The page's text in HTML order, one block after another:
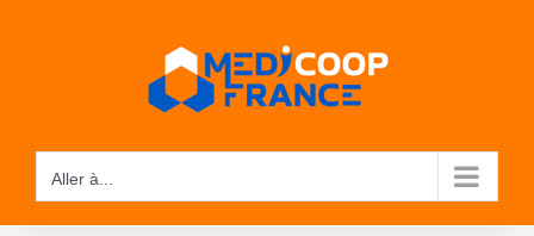
Aller à...